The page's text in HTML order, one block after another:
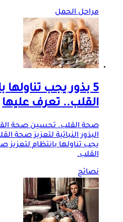
مراحل الحمل
5 بذور يجب
القلب.. تعرف عليها
صحة القلب. تحسين صحة
البذور النباتية لتعزيز صحة
يجب تناولها بانتظام لتعزيز
القلب.
نصائح